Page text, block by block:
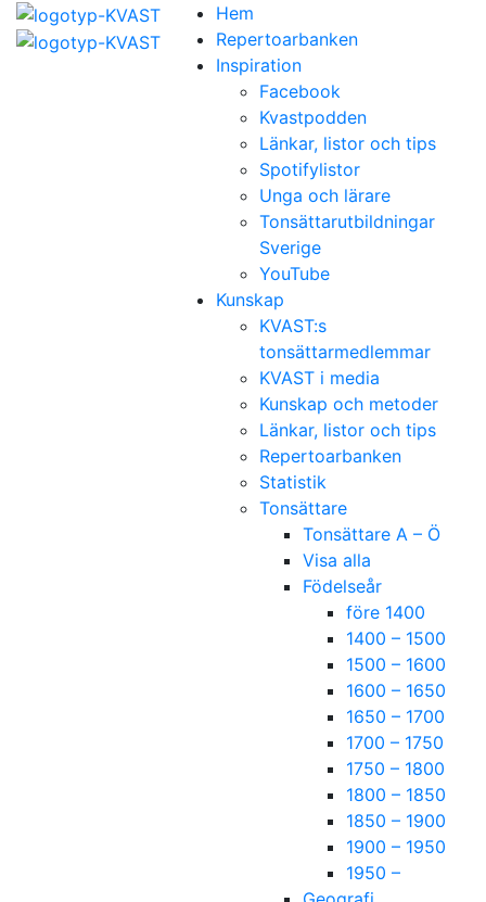
Hem
Repertoarbanken
Inspiration
Facebook
Kvastpodden
Länkar, listor och tips
Spotifylistor
Unga och lärare
Tonsättarutbildningar
Sverige
YouTube
Kunskap
KVAST:s
tonsättarmedlemmar
KVAST i media
Kunskap och metoder
Länkar, listor och tips
Repertoarbanken
Statistik
Tonsättare
Tonsättare A – Ö
Visa alla
Födelseår
före 1400
1400 – 1500
1500 – 1600
1600 – 1650
1650 – 1700
1700 – 1750
1750 – 1800
1800 – 1850
1850 – 1900
1900 – 1950
1950 –